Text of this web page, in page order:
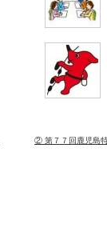
② 第７７回鹿児島